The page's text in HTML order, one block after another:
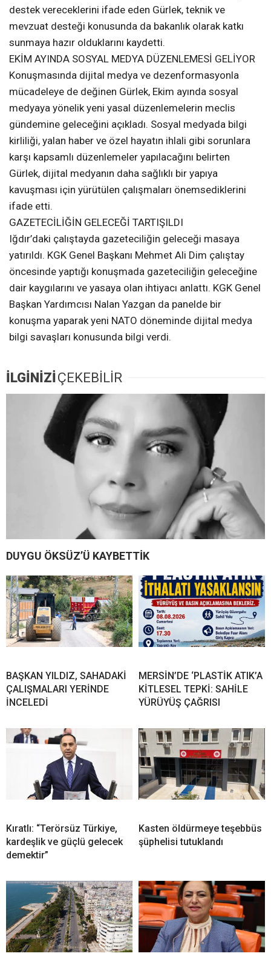
destek vereceklerini ifade eden Gürlek, teknik ve
mevzuat desteği konusunda da bakanlık olarak katkı
sunmaya hazır olduklarını kaydetti.
EKİM AYINDA SOSYAL MEDYA DÜZENLEMESİ GELİYOR
Konuşmasında dijital medya ve dezenformasyonla
mücadeleye de değinen Gürlek, Ekim ayında sosyal
medyaya yönelik yeni yasal düzenlemelerin meclis
gündemine geleceğini açıkladı. Sosyal medyada bilgi
kirliliği, yalan haber ve özel hayatın ihlali gibi sorunlara
karşı kapsamlı düzenlemeler yapılacağını belirten
Gürlek, dijital medyanın daha sağlıklı bir yapıya
kavuşması için yürütülen çalışmaları önemsediklerini
ifade etti.
GAZETECİLİĞİN GELECEĞİ TARTIŞILDI
Iğdır’daki çalıştayda gazeteciliğin geleceği masaya
yatırıldı. KGK Genel Başkanı Mehmet Ali Dim çalıştay
öncesinde yaptığı konuşmada gazeteciliğin geleceğine
dair kaygılarını ve yasaya olan ihtiyacı anlattı. KGK Genel
Başkan Yardımcısı Nalan Yazgan da panelde bir
konuşma yaparak yeni NATO döneminde dijital medya
bilgi savaşları konusunda bilgi verdi.
İLGİNİZİÇEKEBİLİR
DUYGU ÖKSÜZ’Ü KAYBETTİK
BAŞKAN YILDIZ, SAHADAKİ
ÇALIŞMALARI YERİNDE
İNCELEDİ
MERSİN’DE ‘PLASTİK ATIK’A
KİTLESEL TEPKİ: SAHİLE
YÜRÜYÜŞ ÇAĞRISI
Kıratlı: “Terörsüz Türkiye,
kardeşlik ve güçlü gelecek
demektir”
Kasten öldürmeye teşebbüs
şüphelisi tutuklandı